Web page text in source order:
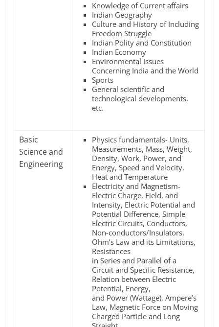
Knowledge of Current affairs
Indian Geography
Culture and History of Including
Freedom Struggle
Indian Polity and Constitution
Indian Economy
Environmental Issues
Concerning India and the World
Sports
General scientific and
technological developments,
etc.
Basic
Science and
Engineering
Physics fundamentals- Units,
Measurements, Mass, Weight,
Density, Work, Power, and
Energy, Speed and Velocity,
Heat and Temperature
Electricity and Magnetism-
Electric Charge, Field, and
Intensity, Electric Potential and
Potential Difference, Simple
Electric Circuits, Conductors,
Non-conductors/Insulators,
Ohm’s Law and its Limitations,
Resistances
in Series and Parallel of a
Circuit and Specific Resistance,
Relation between Electric
Potential, Energy,
and Power (Wattage), Ampere’s
Law, Magnetic Force on Moving
Charged Particle and Long